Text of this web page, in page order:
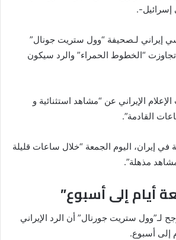
إسرائيل-.
إيراني لـصحيفة “وول ستريت جونال”
تجاوزت “الخطوط الحمراء” والرد سيكون
الإيراني عن “مشاهد استثنائية و
القادمة”.
في إيران، اليوم الجمعة “خلال ساعات قليلة
مذهلة”.
أيام إلى أسبوع”
لـ”وول ستريت جورنال” أن الرد الإيراني
إلى أسبوع.